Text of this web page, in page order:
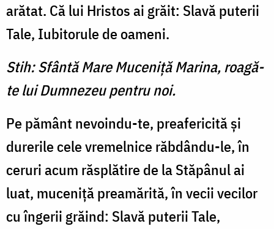
arătat. Că lui Hristos ai grăit: Slavă puterii
Tale, Iubitorule de oameni.
Stih: Sfântă Mare Muceniţă Marina, roagă-
te lui Dumnezeu pentru noi.
Pe pământ nevoindu-te, preafericită şi
durerile cele vremelnice răbdându-le, în
ceruri acum răsplătire de la Stăpânul ai
luat, muceniţă preamărită, în vecii vecilor
cu îngerii grăind: Slavă puterii Tale,